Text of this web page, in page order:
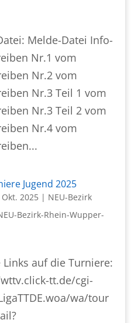
Melde-Datei Info-
Nr.1 vom
Nr.2 vom
Nr.3 Teil 1 vom
Nr.3 Teil 2 vom
Nr.4 vom
Jugend 2025
2025| NEU-Bezirk
Bezirk-Rhein-Wupper-
auf die Turniere:
tt.de/cgi-
wa/tour